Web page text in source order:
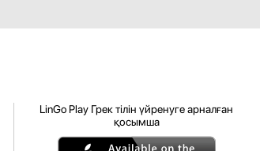
LinGo Play Грек тілін үйренуге арналған
қосымша